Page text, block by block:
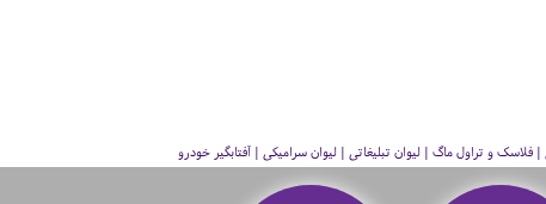
و تراول ماگ | لیوان تبلیغاتی | لیوان سرامیکی | آفتابگیر خودرو